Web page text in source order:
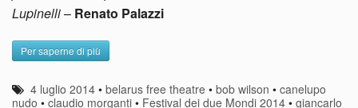
Lupinelli– Renato Palazzi
Per saperne di più
4 luglio 2014 •belarus free theatre •bob wilson •canelupo
nudo • claudio morganti • Festival dei due Mondi 2014 • giancarlo